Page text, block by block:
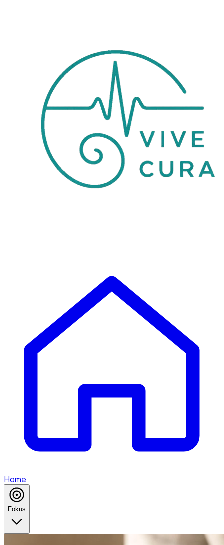
Home
Fokus